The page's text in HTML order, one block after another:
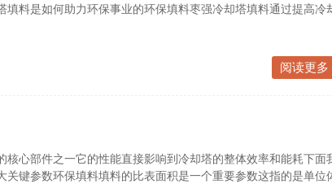
填料是如何助力环保事业的环保填料枣强冷却塔填料通过提高冷
阅读更多
核心部件之一它的性能直接影响到冷却塔的整体效率和能耗下面
关键参数环保填料填料的比表面积是一个重要参数这指的是单位